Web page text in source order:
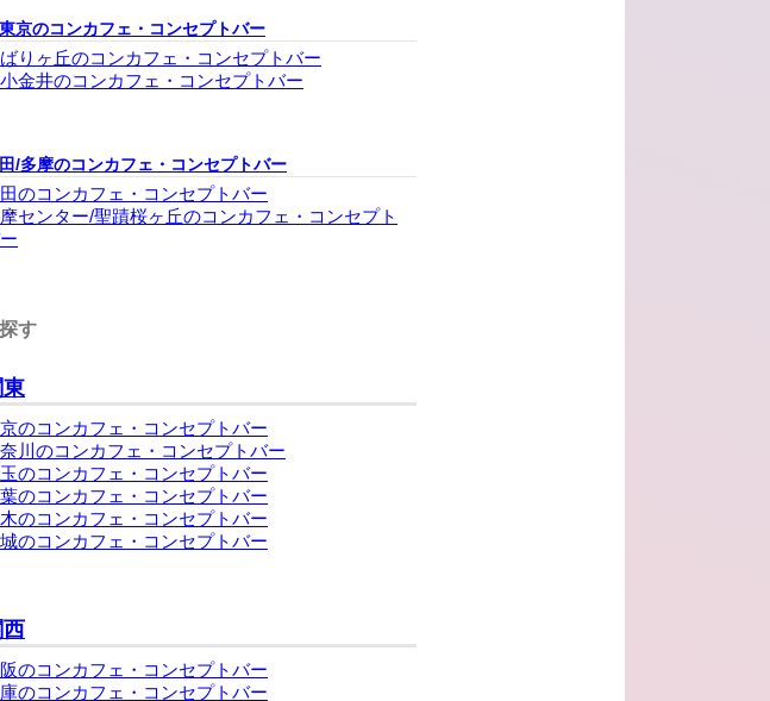
京のコンカフェ・コンセプトバー
りヶ丘のコンカフェ・コンセプトバー
金井のコンカフェ・コンセプトバー
/多摩のコンカフェ・コンセプトバー
のコンカフェ・コンセプトバー
センター/聖蹟桜ヶ丘のコンカフェ・コンセプト
す
東
のコンカフェ・コンセプトバー
川のコンカフェ・コンセプトバー
のコンカフェ・コンセプトバー
のコンカフェ・コンセプトバー
のコンカフェ・コンセプトバー
のコンカフェ・コンセプトバー
西
のコンカフェ・コンセプトバー
のコンカフェ・コンセプトバー